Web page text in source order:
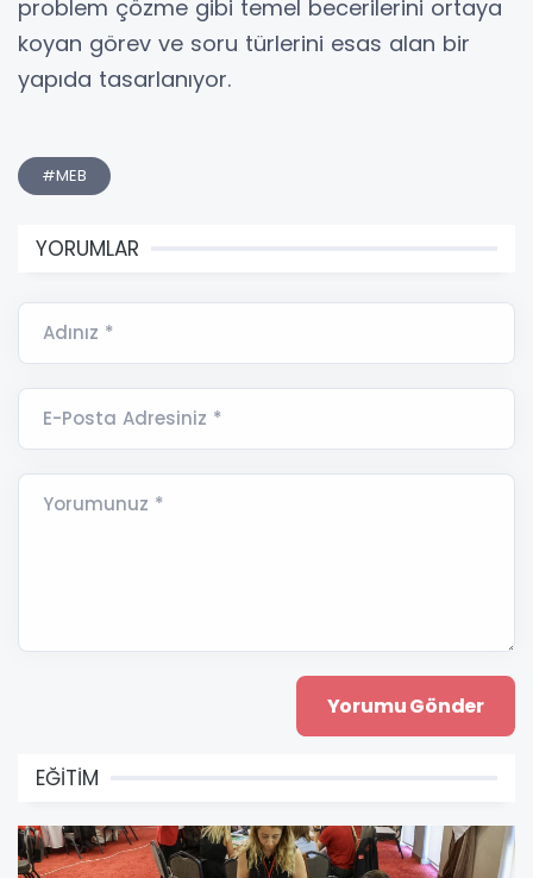
problem çözme gibi temel becerilerini ortaya
koyan görev ve soru türlerini esas alan bir
yapıda tasarlanıyor.
#MEB
YORUMLAR
Adınız *
E-Posta Adresiniz *
Yorumunuz *
EĞİTİM